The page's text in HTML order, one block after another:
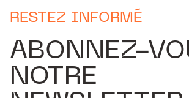
RESTEZ INFORMÉ
ABONNEZ-
NOTRE